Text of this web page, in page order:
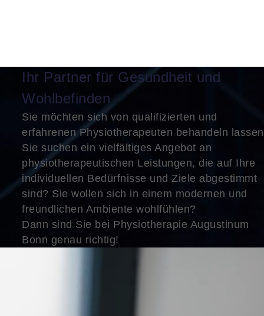
Ihr Partner für Gesundheit und
Wohlbefinden
Sie möchten sich von qualifizierten und
erfahrenen Physiotherapeuten behandeln
Sie suchen ein vielfältiges Angebot an
physiotherapeutischen Leistungen, die auf Ihre
individuellen Bedürfnisse und Ziele abgestimmt
sind? Sie wollen sich in einem modernen und
freundlichen Ambiente wohlfühlen?
Dann sind Sie bei Physiotherapie Augustinum
Bonn genau richtig!